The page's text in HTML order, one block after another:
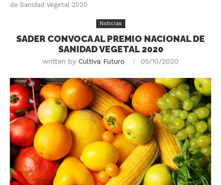
de Sanidad Vegetal 2020
Noticias
SADER CONVOCA AL PREMIO NACIONAL DE
SANIDAD VEGETAL 2020
written by Cultiva Futuro 05/10/2020